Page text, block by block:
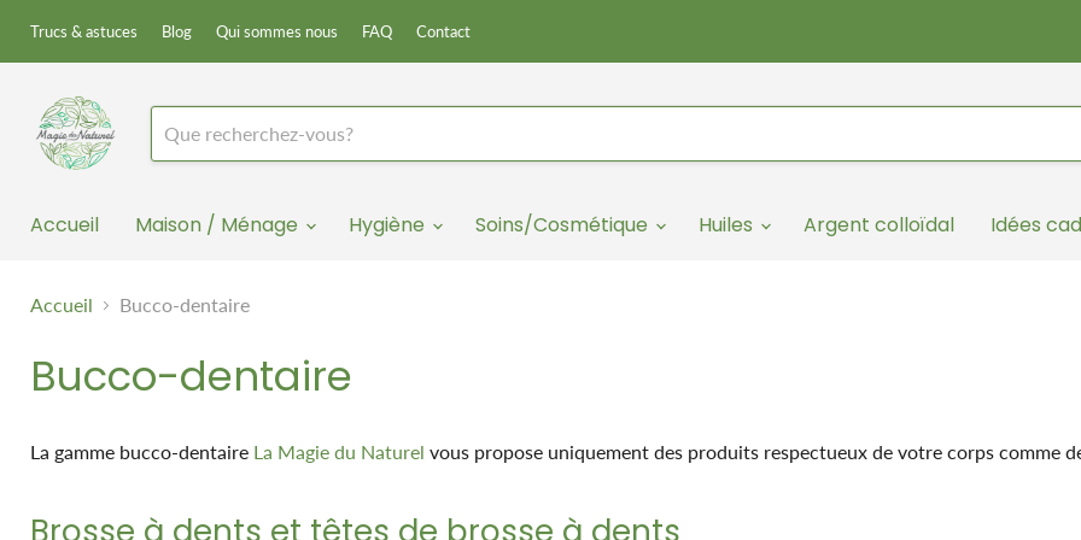
Trucs & astuces Blog Qui sommes nous FAQ Contact
Accueil Maison / Ménage Hygiène Soins/Cosmétique Huiles Argent colloïdal Idées
Accueil Bucco-dentaire
Bucco-dentaire
La gamme bucco-dentaire La Magie du Naturel vous propose uniquement des produits respectueux de votre corps comme